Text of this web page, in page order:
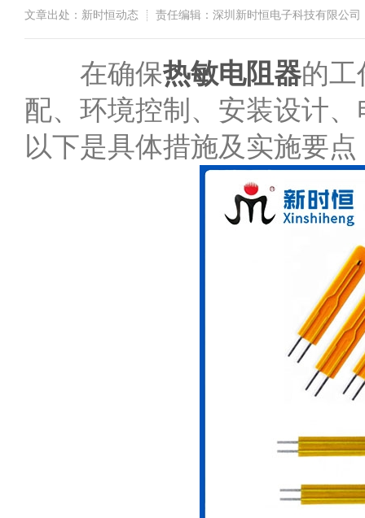
文章出处：新时恒动态 责任编辑：深圳新时恒电子科技有限公司
​在确保热敏电阻器的工
配、环境控制、安装设计
以下是具体措施及实施要点